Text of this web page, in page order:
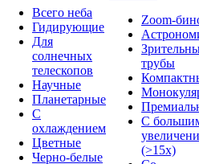
Всего неба
Гидирующие
Для
солнечных
телескопов
Научные
Планетарные
С
охлаждением
Цветные
Черно-белые
Zoom-
трубы
С
(>15x)